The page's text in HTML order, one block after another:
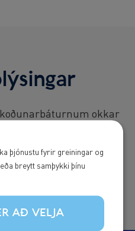
þjónustu fyrir greiningar og
breytt samþykki þínu
AÐ VELJA
okkar
fyrir smærri hópa.
útsýnisbátur með
og utan.